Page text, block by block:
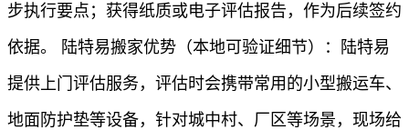
步执行要点；获得纸质或电子评估报告，作为后续签约
依据。 陆特易搬家优势（本地可验证细节）：陆特易
提供上门评估服务，评估时会携带常用的小型搬运车、
地面防护垫等设备，针对城中村、厂区等场景，现场给